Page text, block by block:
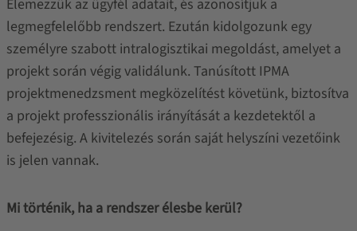
Elemezzük az ügyfél adatait, és azonosítjuk a
legmegfelelőbb rendszert. Ezután kidolgozunk egy
személyre szabott intralogisztikai megoldást, amelyet a
projekt során végig validálunk. Tanúsított IPMA
projektmenedzsment megközelítést követünk, biztosítva
a projekt professzionális irányítását a kezdetektől a
befejezésig. A kivitelezés során saját helyszíni vezetőink
is jelen vannak.
Mi történik, ha a rendszer élesbe kerül?